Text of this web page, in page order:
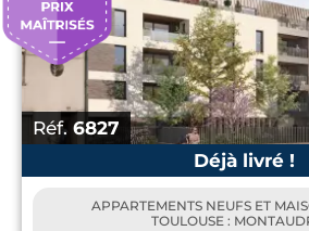
Réf. 6827
Déjà livré !
APPARTEMENTS NEUFS ET
TOULOUSE :